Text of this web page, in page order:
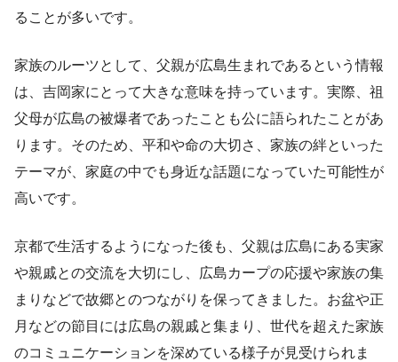
ることが多いです。
家族のルーツとして、父親が広島生まれであるという情報
は、吉岡家にとって大きな意味を持っています。実際、祖
父母が広島の被爆者であったことも公に語られたことがあ
ります。そのため、平和や命の大切さ、家族の絆といった
テーマが、家庭の中でも身近な話題になっていた可能性が
高いです。
京都で生活するようになった後も、父親は広島にある実家
や親戚との交流を大切にし、広島カープの応援や家族の集
まりなどで故郷とのつながりを保ってきました。お盆や正
月などの節目には広島の親戚と集まり、世代を超えた家族
のコミュニケーションを深めている様子が見受けられま